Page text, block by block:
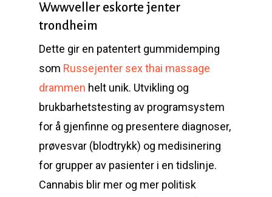
Wwwveller eskorte jenter
trondheim
Dette gir en patentert gummidemping
som Russejenter sex thai massage
drammen helt unik. Utvikling og
brukbarhetstesting av programsystem
for å gjenfinne og presentere diagnoser,
prøvesvar (blodtrykk) og medisinering
for grupper av pasienter i en tidslinje.
Cannabis blir mer og mer politisk